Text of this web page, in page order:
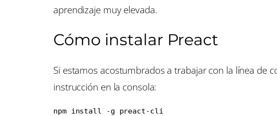
aprendizaje muy elevada.
Cómo instalar Preact
Si estamos acostumbrados a trabajar con la línea de
instrucción en la consola:
npm install -g preact-cli